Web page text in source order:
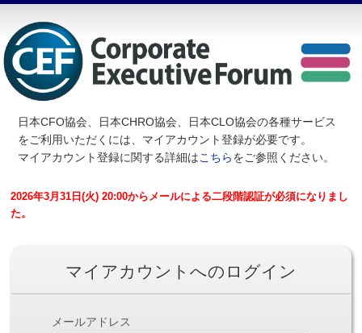
日本CFO協会、日本CHRO協会、日本CLO協会の各種サービス
をご利用いただくには、マイアカウント登録が必要です。
マイアカウント登録に関する詳細はこちらをご参照ください。
2026年3月31日(火) 20:00からメールによる二段階認証が必須になりまし
た。
マイアカウントへのログイン
メールアドレス